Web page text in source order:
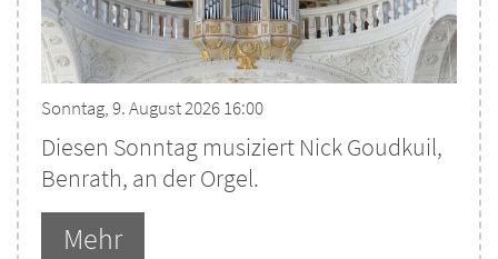
Sonntag, 9. August 2026 16:00
Diesen Sonntag musiziert Nick Goudkuil,
Benrath, an der Orgel.
Mehr